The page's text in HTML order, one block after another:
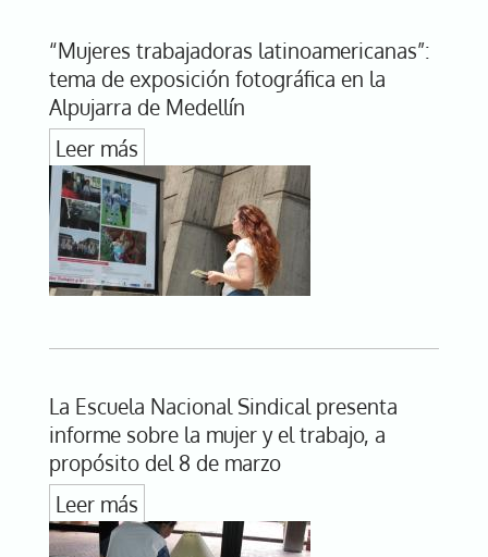
“Mujeres trabajadoras latinoamericanas”:
tema de exposición fotográfica en la
Alpujarra de Medellín
Leer más
La Escuela Nacional Sindical presenta
informe sobre la mujer y el trabajo, a
propósito del 8 de marzo
Leer más